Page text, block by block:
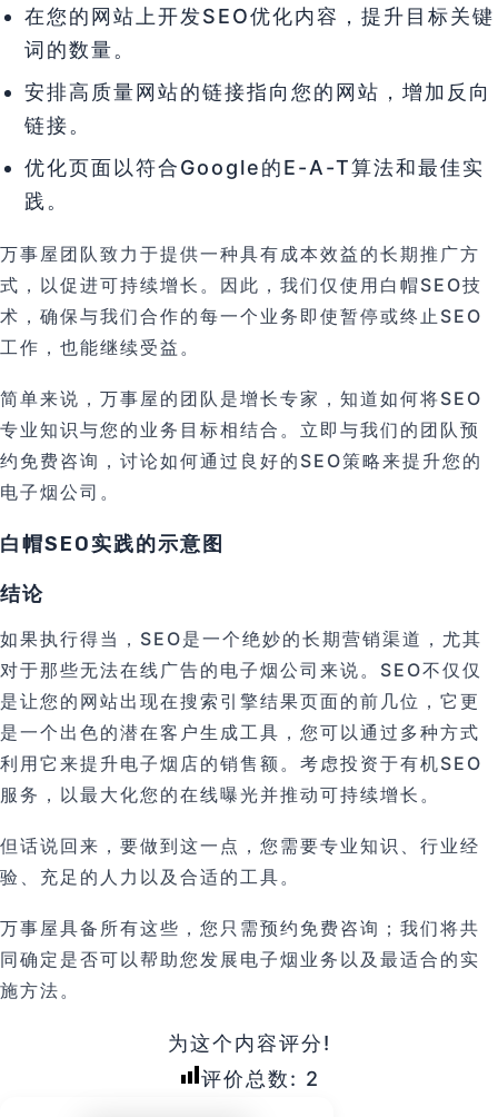
在您的网站上开发SEO优化内容，提升目标关键
词的数量。
安排高质量网站的链接指向您的网站，增加反向
链接。
优化页面以符合Google的E-A-T算法和最佳实
践。
万事屋团队致力于提供一种具有成本效益的长期推广方
式，以促进可持续增长。因此，我们仅使用白帽SEO技
术，确保与我们合作的每一个业务即使暂停或终止SEO
工作，也能继续受益。
简单来说，万事屋的团队是增长专家，知道如何将SEO
专业知识与您的业务目标相结合。立即与我们的团队预
约免费咨询，讨论如何通过良好的SEO策略来提升您的
电子烟公司。
白帽SEO实践的示意图
结论
如果执行得当，SEO是一个绝妙的长期营销渠道，尤其
对于那些无法在线广告的电子烟公司来说。SEO不仅仅
是让您的网站出现在搜索引擎结果页面的前几位，它更
是一个出色的潜在客户生成工具，您可以通过多种方式
利用它来提升电子烟店的销售额。考虑投资于有机SEO
服务，以最大化您的在线曝光并推动可持续增长。
但话说回来，要做到这一点，您需要专业知识、行业经
验、充足的人力以及合适的工具。
万事屋具备所有这些，您只需预约免费咨询；我们将共
同确定是否可以帮助您发展电子烟业务以及最适合的实
施方法。
为这个内容评分!
评价总数: 2